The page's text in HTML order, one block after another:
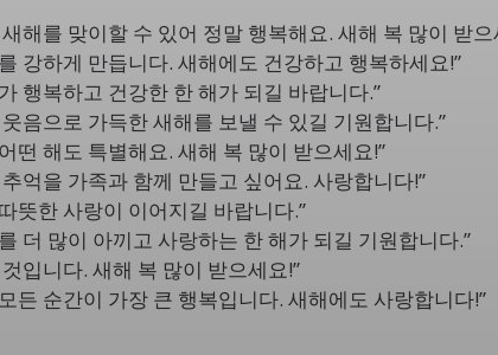
해를 맞이할 수 있어 정말 행복해요. 새해 복 많이 받으
강하게 만듭니다. 새해에도 건강하고 행복하세요!”
행복하고 건강한 한 해가 되길 바랍니다.”
음으로 가득한 새해를 보낼 수 있길 기원합니다.”
떤 해도 특별해요. 새해 복 많이 받으세요!”
억을 가족과 함께 만들고 싶어요. 사랑합니다!”
뜻한 사랑이 이어지길 바랍니다.”
더 많이 아끼고 사랑하는 한 해가 되길 기원합니다.”
입니다. 새해 복 많이 받으세요!”
든 순간이 가장 큰 행복입니다. 새해에도 사랑합니다!”